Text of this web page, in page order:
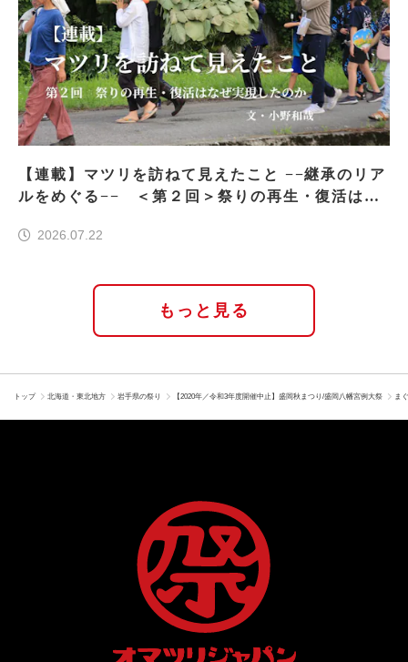
【連載】マツリを訪ねて見えたこと −−継承のリア
ルをめぐる−− ＜第２回＞祭りの再生・復活はな
2026.07.22
もっと見る
トップ 北海道・東北地方 岩手県の祭り 【2020年／令和3年度開催中止】盛岡秋まつり/盛岡八幡宮例大祭 ま